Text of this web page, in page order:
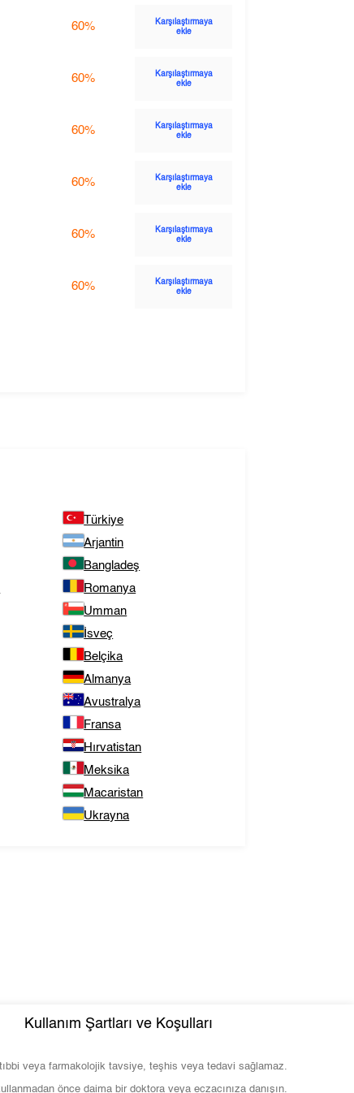
60%
Karşılaştırmaya
ekle
60%
Karşılaştırmaya
ekle
60%
Karşılaştırmaya
ekle
60%
Karşılaştırmaya
ekle
60%
Karşılaştırmaya
ekle
60%
Karşılaştırmaya
ekle
Türkiye
Arjantin
Bangladeş
Romanya
Umman
İsveç
Belçika
Almanya
Avustralya
Fransa
Hırvatistan
Meksika
Macaristan
Ukrayna
Kullanım Şartları ve Koşulları
veya farmakolojik tavsiye, teşhis veya tedavi sağlamaz.
önce daima bir doktora veya eczacınıza danışın.